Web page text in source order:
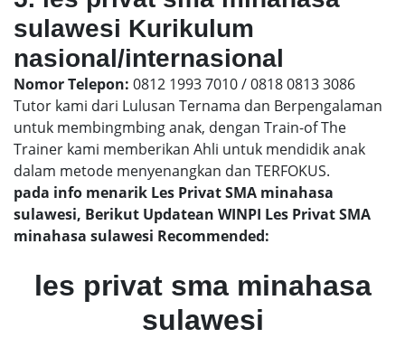
sulawesi Kurikulum
nasional/internasional
Nomor Telepon: 0812 1993 7010 / 0818 0813 3086
Tutor kami dari Lulusan Ternama dan Berpengalaman
untuk membingmbing anak, dengan Train-of The
Trainer kami memberikan Ahli untuk mendidik anak
dalam metode menyenangkan dan TERFOKUS.
pada info menarik Les Privat SMA minahasa
sulawesi, Berikut Updatean WINPI Les Privat SMA
minahasa sulawesi Recommended:
les privat sma minahasa
sulawesi